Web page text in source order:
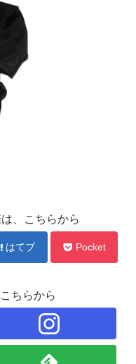
、こちらから
はてブ Pocket
ちらから